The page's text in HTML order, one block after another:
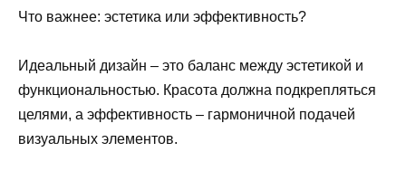
Что важнее: эстетика или эффективность?
Идеальный дизайн – это баланс между эстетикой и
функциональностью. Красота должна подкрепляться
целями, а эффективность – гармоничной подачей
визуальных элементов.